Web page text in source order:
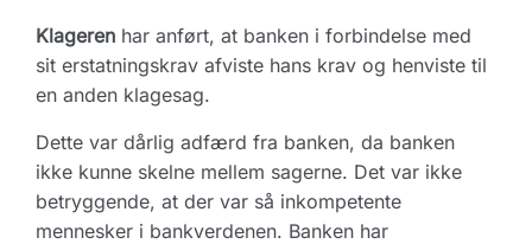
Klageren har anført, at banken i forbindelse med
sit erstatningskrav afviste hans krav og henviste til
en anden klagesag.
Dette var dårlig adfærd fra banken, da banken
ikke kunne skelne mellem sagerne. Det var ikke
betryggende, at der var så inkompetente
mennesker i bankverdenen. Banken har